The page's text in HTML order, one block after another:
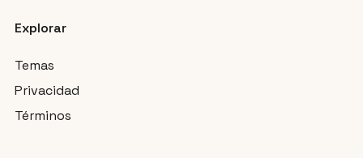
Explorar
Temas
Privacidad
Términos